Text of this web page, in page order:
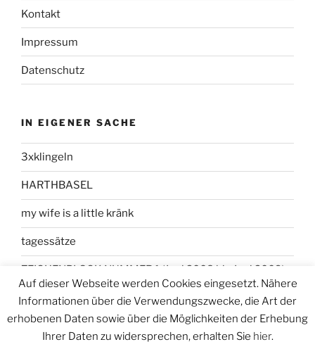
Kontakt
Impressum
Datenschutz
IN EIGENER SACHE
3xklingeln
HARTHBASEL
my wife is a little kränk
tagessätze
ZEICHENBLOCK NUMMER 1 (Juni 2008 bis Juni 2009)
Auf dieser Webseite werden Cookies eingesetzt. Nähere
Informationen über die Verwendungszwecke, die Art der
erhobenen Daten sowie über die Möglichkeiten der Erhebung
Ihrer Daten zu widersprechen, erhalten Sie hier.